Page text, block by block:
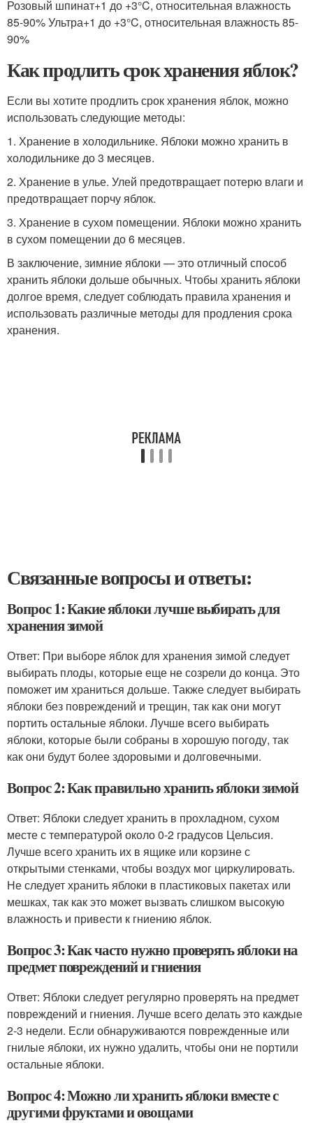
Розовый шпинат+1 до +3°C, относительная влажность
85-90% Ультра+1 до +3°C, относительная влажность 85-
90%
Как продлить срок хранения яблок?
Если вы хотите продлить срок хранения яблок, можно
использовать следующие методы:
1. Хранение в холодильнике. Яблоки можно хранить в
холодильнике до 3 месяцев.
2. Хранение в улье. Улей предотвращает потерю влаги и
предотвращает порчу яблок.
3. Хранение в сухом помещении. Яблоки можно хранить
в сухом помещении до 6 месяцев.
В заключение, зимние яблоки — это отличный способ
хранить яблоки дольше обычных. Чтобы хранить яблоки
долгое время, следует соблюдать правила хранения и
использовать различные методы для продления срока
хранения.
Связанные вопросы и ответы:
Вопрос 1: Какие яблоки лучше выбирать для
хранения зимой
Ответ: При выборе яблок для хранения зимой следует
выбирать плоды, которые еще не созрели до конца. Это
поможет им храниться дольше. Также следует выбирать
яблоки без повреждений и трещин, так как они могут
портить остальные яблоки. Лучше всего выбирать
яблоки, которые были собраны в хорошую погоду, так
как они будут более здоровыми и долговечными.
Вопрос 2: Как правильно хранить яблоки зимой
Ответ: Яблоки следует хранить в прохладном, сухом
месте с температурой около 0-2 градусов Цельсия.
Лучше всего хранить их в ящике или корзине с
открытыми стенками, чтобы воздух мог циркулировать.
Не следует хранить яблоки в пластиковых пакетах или
мешках, так как это может вызвать слишком высокую
влажность и привести к гниению яблок.
Вопрос 3: Как часто нужно проверять яблоки на
предмет повреждений и гниения
Ответ: Яблоки следует регулярно проверять на предмет
повреждений и гниения. Лучше всего делать это каждые
2-3 недели. Если обнаруживаются поврежденные или
гнилые яблоки, их нужно удалить, чтобы они не портили
остальные яблоки.
Вопрос 4: Можно ли хранить яблоки вместе с
другими фруктами и овощами